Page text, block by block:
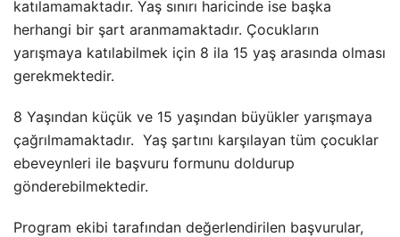
katılamamaktadır. Yaş sınırı haricinde ise başka
herhangi bir şart aranmamaktadır. Çocukların
yarışmaya katılabilmek için 8 ila 15 yaş arasında olması
gerekmektedir.
8 Yaşından küçük ve 15 yaşından büyükler yarışmaya
çağrılmamaktadır. Yaş şartını karşılayan tüm çocuklar
ebeveynleri ile başvuru formunu doldurup
gönderebilmektedir.
Program ekibi tarafından değerlendirilen başvurular,